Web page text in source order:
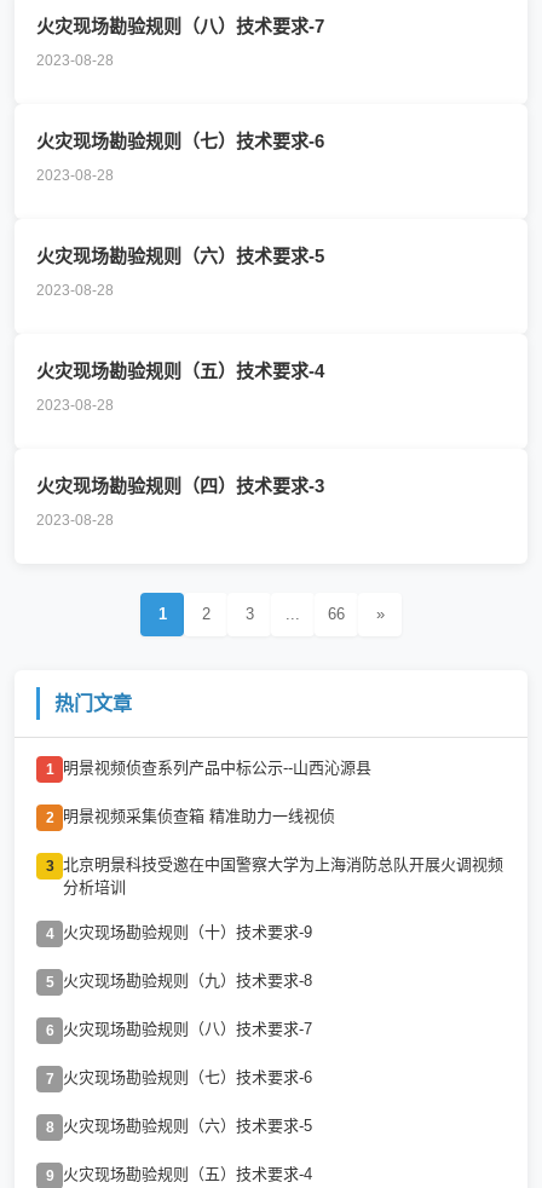
火灾现场勘验规则（八）技术要求-7
2023-08-28
火灾现场勘验规则（七）技术要求-6
2023-08-28
火灾现场勘验规则（六）技术要求-5
2023-08-28
火灾现场勘验规则（五）技术要求-4
2023-08-28
火灾现场勘验规则（四）技术要求-3
2023-08-28
1 2 3 ... 66 »
热门文章
1 明景视频侦查系列产品中标公示--山西沁源县
2 明景视频采集侦查箱 精准助力一线视侦
3 北京明景科技受邀在中国警察大学为上海消防总队开展火调视频
分析培训
4 火灾现场勘验规则（十）技术要求-9
5 火灾现场勘验规则（九）技术要求-8
6 火灾现场勘验规则（八）技术要求-7
7 火灾现场勘验规则（七）技术要求-6
8 火灾现场勘验规则（六）技术要求-5
9 火灾现场勘验规则（五）技术要求-4